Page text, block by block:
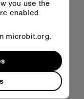
comptez la
se produit.
ce que
plus souvent
you use the
enabled
microbit.org.